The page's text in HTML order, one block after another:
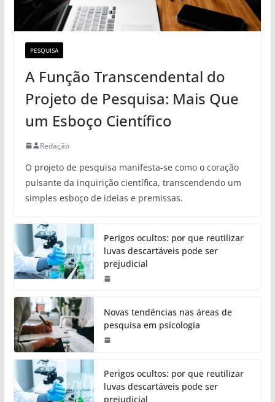
PESQUISA
A Função Transcendental do
Projeto de Pesquisa: Mais Que
um Esboço Científico
Redação
O projeto de pesquisa manifesta-se como o coração
pulsante da inquirição científica, transcendendo um
simples esboço de ideias e premissas.
Perigos ocultos: por que reutilizar
luvas descartáveis pode ser
prejudicial
Novas tendências nas áreas de
pesquisa em psicologia
Perigos ocultos: por que reutilizar
luvas descartáveis pode ser
prejudicial